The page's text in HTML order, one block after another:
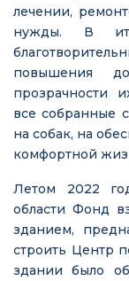
лечении,
нужды. В
повышения
прозрачности
все собранные
на собак, на
комфортной
Летом 2022
области Фонд
зданием,
строить Центр
здании было